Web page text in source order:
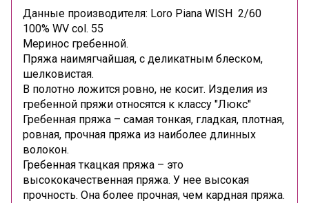
Данные производителя: Loro Piana WISH 2/60
100% WV col. 55
Меринос гребенной.
Пряжа наимягчайшая, с деликатным блеском,
шелковистая.
В полотно ложится ровно, не косит. Изделия из
гребенной пряжи относятся к классу "Люкс"
Гребенная пряжа – самая тонкая, гладкая, плотная,
ровная, прочная пряжа из наиболее длинных
волокон.
Гребенная ткацкая пряжа – это
высококачественная пряжа. У нее высокая
прочность. Она более прочная, чем кардная пряжа.